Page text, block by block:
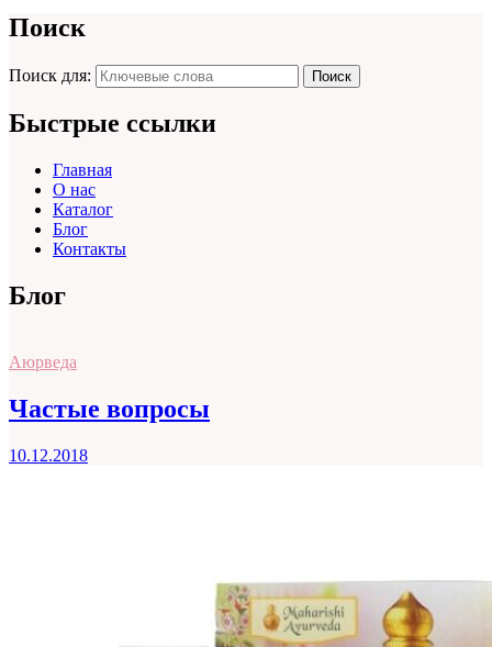
Поиск
Поиск для: Поиск
Быстрые ссылки
Главная
О нас
Каталог
Блог
Контакты
Блог
Аюрведа
Частые вопросы
10.12.2018